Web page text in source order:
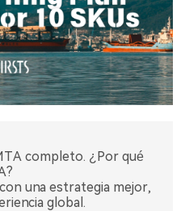
completo. ¿Por qué
una estrategia mejor,
global.